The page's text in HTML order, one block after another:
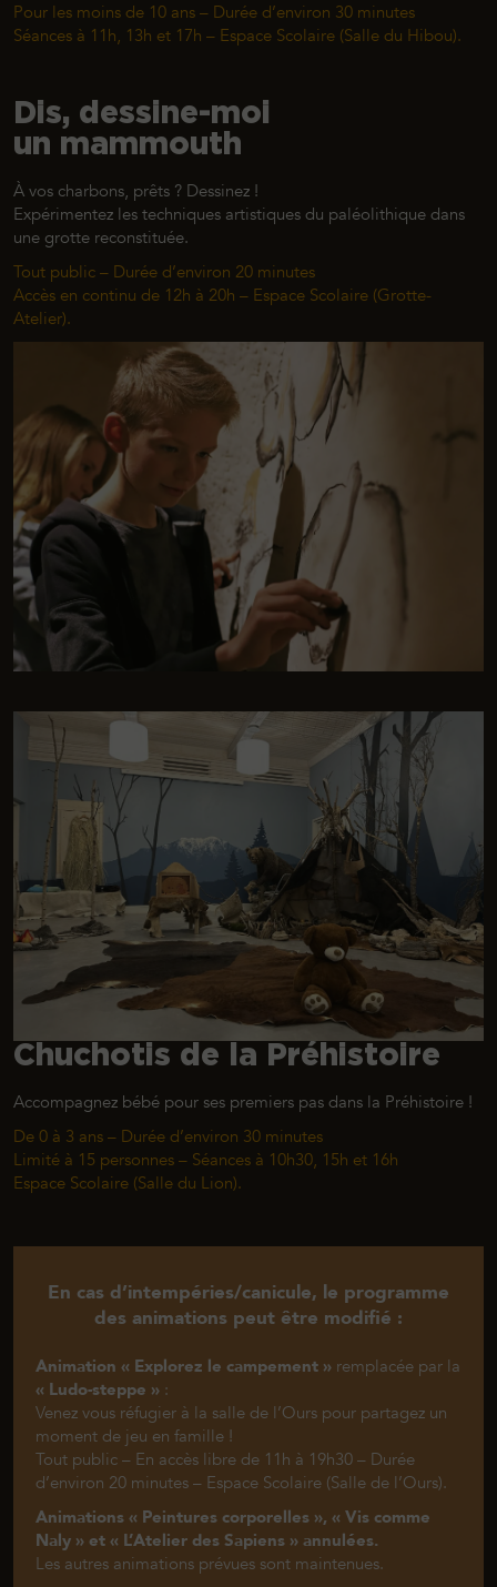
Pour les moins de 10 ans – Durée d’environ 30 minutes
Séances à 11h, 13h et 17h – Espace Scolaire (Salle du Hibou).
Dis, dessine-moi
un mammouth
À vos charbons, prêts ? Dessinez !
Expérimentez les techniques artistiques du paléolithique dans
une grotte reconstituée.
Tout public – Durée d’environ 20 minutes
Accès en continu de 12h à 20h – Espace Scolaire (Grotte-
Atelier).
Chuchotis de la Préhistoire
Accompagnez bébé pour ses premiers pas dans la Préhistoire !
De 0 à 3 ans – Durée d’environ 30 minutes
Limité à 15 personnes – Séances à 10h30, 15h et 16h
Espace Scolaire (Salle du Lion).
En cas d’intempéries/canicule, le programme
des animations peut être modifié :
Animation « Explorez le campement » remplacée par la
« Ludo-steppe » :
Venez vous réfugier à la salle de l’Ours pour partagez un
moment de jeu en famille !
Tout public – En accès libre de 11h à 19h30 – Durée
d’environ 20 minutes – Espace Scolaire (Salle de l’Ours).
Animations « Peintures corporelles », « Vis comme
Naly » et « L’Atelier des Sapiens » annulées.
Les autres animations prévues sont maintenues.